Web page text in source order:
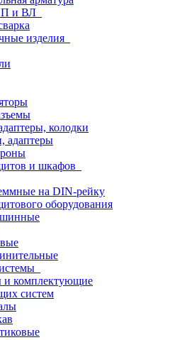
и ВЛ
изделия
колодки
адаптеры
и шкафов
на DIN-рейку
оборудования
и комплектующие
систем